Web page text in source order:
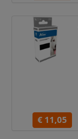
€ 11,05